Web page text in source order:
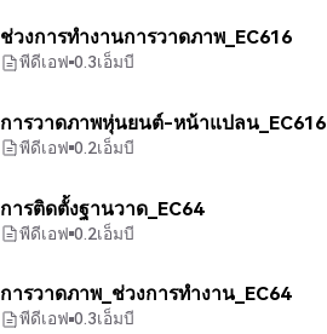
ช่วงการทำงานการวาดภาพ_EC616
พีดีเอฟ 0.3เอ็มบี
การวาดภาพหุ่นยนต์-หน้าแปลน_EC616
พีดีเอฟ 0.2เอ็มบี
การติดตั้งฐานวาด_EC64
พีดีเอฟ 0.2เอ็มบี
การวาดภาพ_ช่วงการทำงาน_EC64
พีดีเอฟ 0.3เอ็มบี